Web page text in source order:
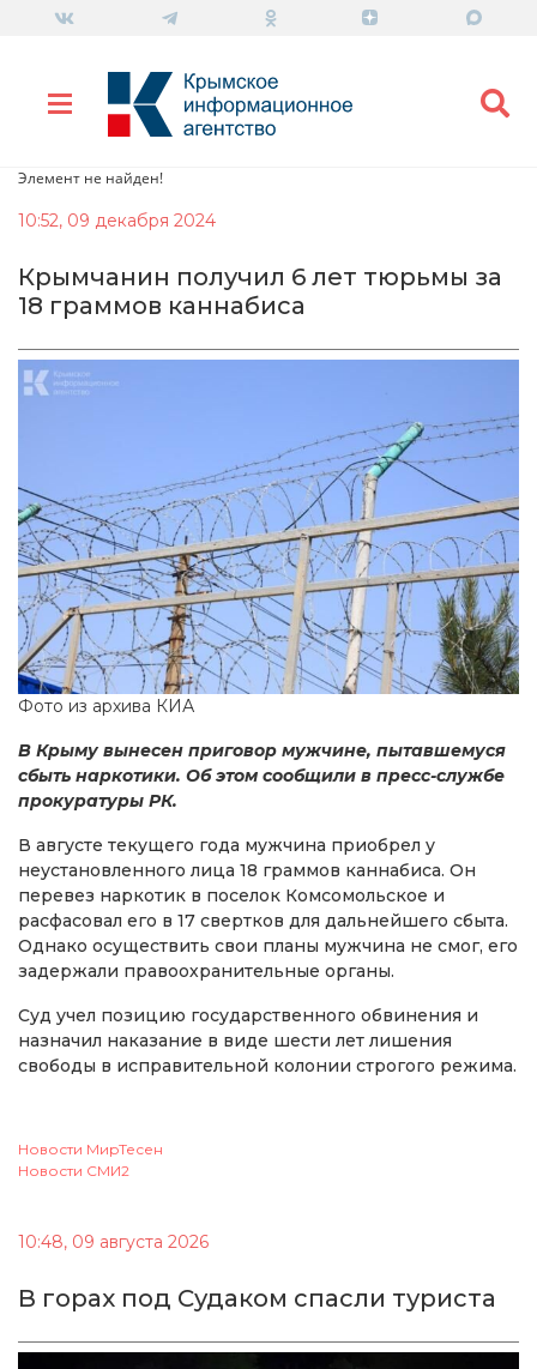
Элемент не найден!
10:52, 09 декабря 2024
Крымчанин получил 6 лет тюрьмы за
18 граммов каннабиса
Фото из архива КИА
В Крыму вынесен приговор мужчине, пытавшемуся
сбыть наркотики. Об этом сообщили в пресс-службе
прокуратуры РК.
В августе текущего года мужчина приобрел у
неустановленного лица 18 граммов каннабиса. Он
перевез наркотик в поселок Комсомольское и
расфасовал его в 17 свертков для дальнейшего сбыта.
Однако осуществить свои планы мужчина не смог, его
задержали правоохранительные органы.
Суд учел позицию государственного обвинения и
назначил наказание в виде шести лет лишения
свободы в исправительной колонии строгого режима.
Новости МирТесен
Новости СМИ2
10:48, 09 августа 2026
В горах под Судаком спасли туриста